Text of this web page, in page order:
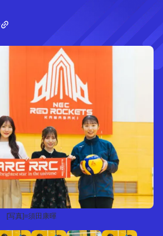
[写真]=須田康暉